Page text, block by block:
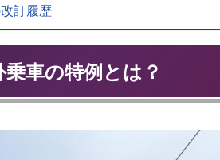
訂履歴
乗車の特例とは？